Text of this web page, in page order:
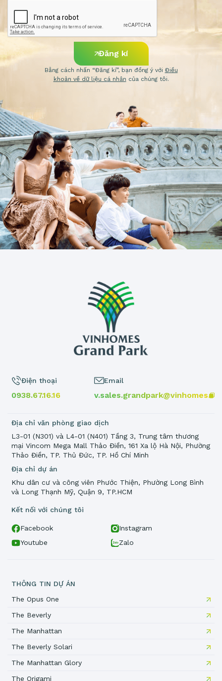
Bằng cách nhấn “Đăng kí”, bạn đồng ý với Điều
khoản về dữ liệu cá nhân của chúng tôi.
Đăng kí
Địa chỉ dự án
Khu dân cư và công viên Phước Thiện, Phường Long Bình
và Long Thạnh Mỹ, Quận 9, TP.HCM
Điện thoại
0938.67.16.16
Email
v.sales.grandpark@vinhomes.vn
Địa chỉ văn phòng giao dịch
L3-01 (N301) và L4-01 (N401) Tầng 3, Trung tâm thương
mại Vincom Mega Mall Thảo Điền, 161 Xa lộ Hà Nội, Phường
Thảo Điền, TP. Thủ Đức, TP. Hồ Chí Minh
Kết nối với chúng tôi
Facebook
Instagram
Youtube
Zalo
THÔNG TIN DỰ ÁN
The Opus One
The Beverly
The Manhattan
The Beverly Solari
The Manhattan Glory
The Origami